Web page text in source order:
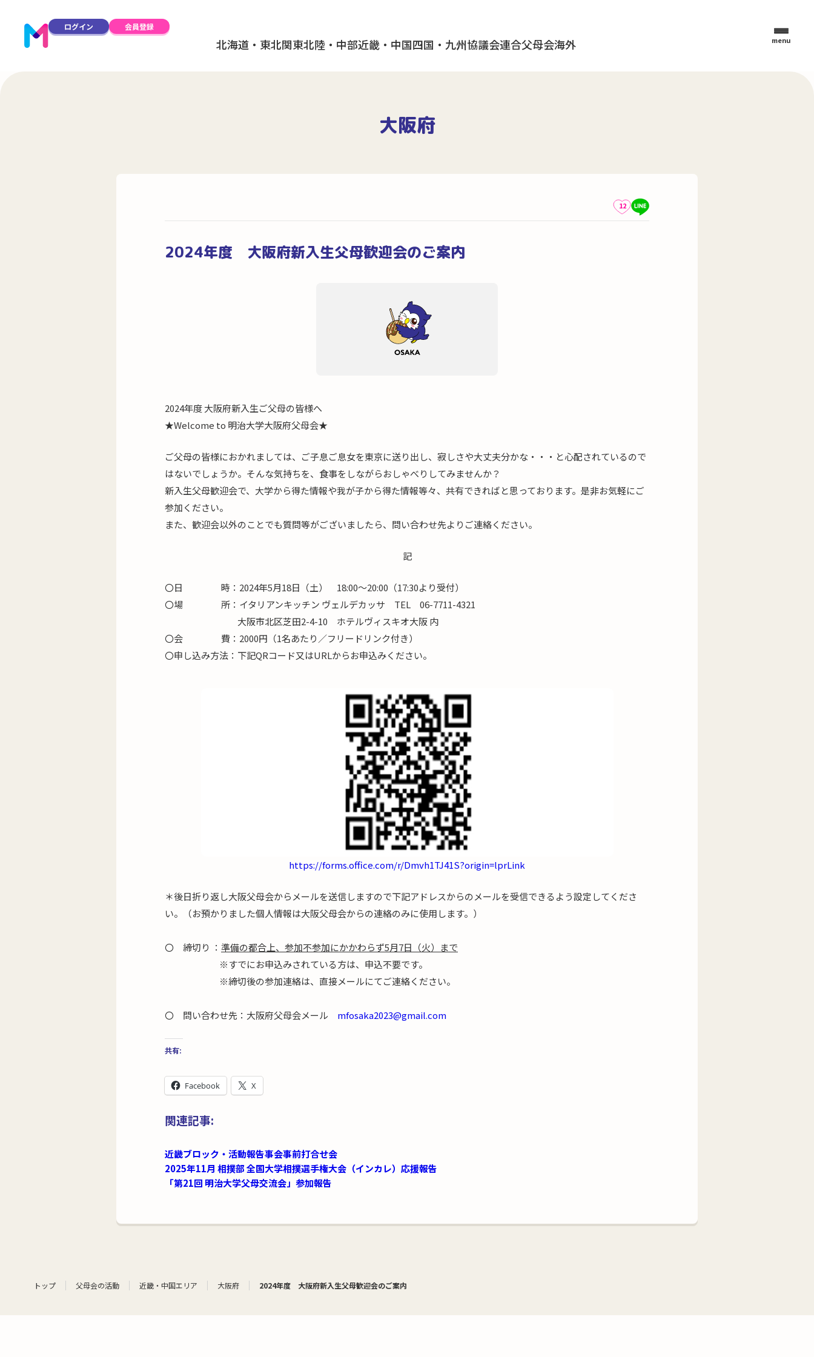
ログイン 会員登録
北海道・東北関東北陸・中部近畿・中国四国・九州協議会連合父母会海外 menu
大阪府
12
2024年度 大阪府新入生父母歓迎会のご案内
2024年度 大阪府新入生ご父母の皆様へ
★Welcome to 明治大学大阪府父母会★
ご父母の皆様におかれましては、ご子息ご息女を東京に送り出し、寂しさや大丈夫分かな・・・と心配されているので
はないでしょうか。そんな気持ちを、食事をしながらおしゃべりしてみませんか？
新入生父母歓迎会で、大学から得た情報や我が子から得た情報等々、共有できればと思っております。是非お気軽にご
参加ください。
また、歓迎会以外のことでも質問等がございましたら、問い合わせ先よりご連絡ください。
記
〇日 時：2024年5月18日（土） 18:00～20:00（17:30より受付）
〇場 所：イタリアンキッチン ヴェルデカッサ TEL 06-7711-4321
大阪市北区芝田2-4-10 ホテルヴィスキオ大阪 内
〇会 費：2000円（1名あたり／フリードリンク付き）
〇申し込み方法：下記QRコード又はURLからお申込みください。
https://forms.office.com/r/Dmvh1TJ41S?origin=lprLink
＊後日折り返し大阪父母会からメールを送信しますので下記アドレスからのメールを受信できるよう設定してくださ
い。（お預かりました個人情報は大阪父母会からの連絡のみに使用します。）
〇 締切り ： 準備の都合上、参加不参加にかかわらず5月7日（火）まで
※すでにお申込みされている方は、申込不要です。
※締切後の参加連絡は、直接メールにてご連絡ください。
〇 問い合わせ先：大阪府父母会メール mfosaka2023@gmail.com
共有:
Facebook X
関連記事:
近畿ブロック・活動報告事会事前打合せ会
2025年11月 相撲部 全国大学相撲選手権大会（インカレ）応援報告
「第21回 明治大学父母交流会」参加報告
トップ 父母会の活動 近畿・中国エリア 大阪府 2024年度 大阪府新入生父母歓迎会のご案内